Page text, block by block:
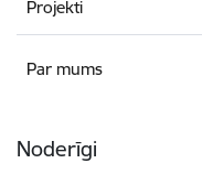
Projekti
Par mums
Noderīgi